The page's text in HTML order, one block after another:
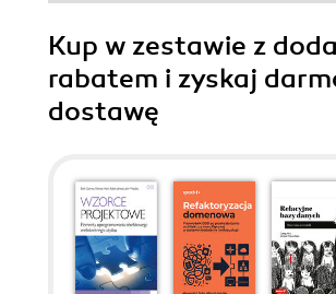
Kup w zestawie z
rabatem i zyskaj
dostawę